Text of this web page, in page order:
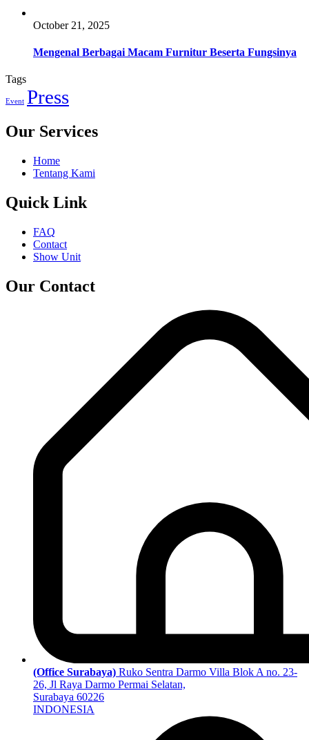
October 21, 2025
Mengenal Berbagai Macam Furnitur Beserta Fungsinya
Tags
Event Press
Our Services
Home
Tentang Kami
Quick Link
FAQ
Contact
Show Unit
Our Contact
(Office Surabaya) Ruko Sentra Darmo Villa Blok A no. 23-
26, Jl Raya Darmo Permai Selatan,
Surabaya 60226
INDONESIA